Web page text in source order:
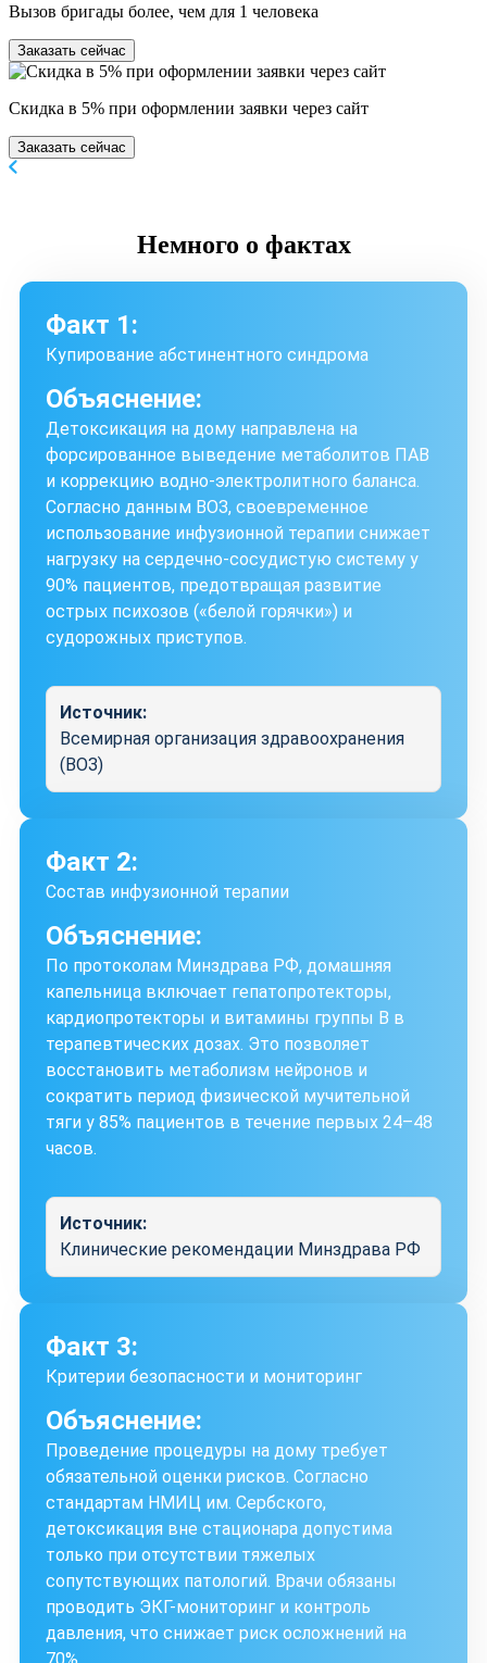
Вызов бригады более, чем для 1 человека
Заказать сейчас
Скидка в 5% при оформлении заявки через сайт
Заказать сейчас
Немного о фактах
Факт 1:
Купирование абстинентного синдрома
Объяснение:
Детоксикация на дому направлена на
форсированное выведение метаболитов ПАВ
и коррекцию водно-электролитного баланса.
Согласно данным ВОЗ, своевременное
использование инфузионной терапии снижает
нагрузку на сердечно-сосудистую систему у
90% пациентов, предотвращая развитие
острых психозов («белой горячки») и
судорожных приступов.
Источник:
Всемирная организация здравоохранения
(ВОЗ)
Факт 2:
Состав инфузионной терапии
Объяснение:
По протоколам Минздрава РФ, домашняя
капельница включает гепатопротекторы,
кардиопротекторы и витамины группы В в
терапевтических дозах. Это позволяет
восстановить метаболизм нейронов и
сократить период физической мучительной
тяги у 85% пациентов в течение первых 24–48
часов.
Источник:
Клинические рекомендации Минздрава РФ
Факт 3:
Критерии безопасности и мониторинг
Объяснение:
Проведение процедуры на дому требует
обязательной оценки рисков. Согласно
стандартам НМИЦ им. Сербского,
детоксикация вне стационара допустима
только при отсутствии тяжелых
сопутствующих патологий. Врачи обязаны
проводить ЭКГ-мониторинг и контроль
давления, что снижает риск осложнений на
70%.